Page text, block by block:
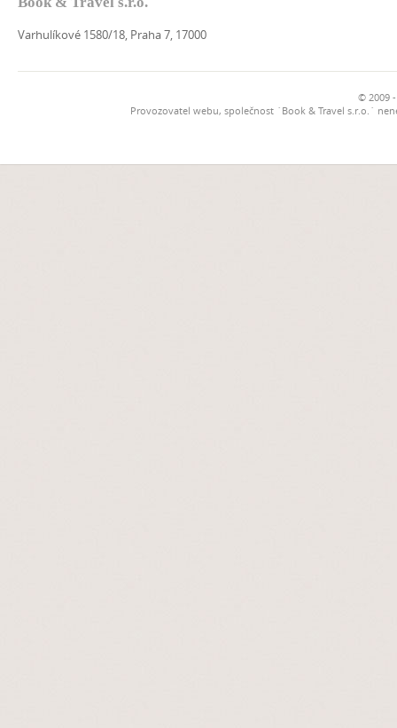
Varhulíkové 1580/18, Praha 7, 17000
© 2009
Provozovatel webu, společnost `Book & Travel s.r.o.`